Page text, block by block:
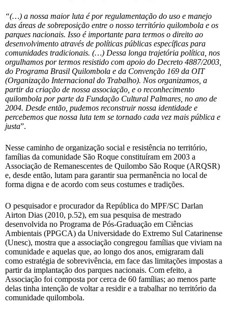
“(…) a nossa maior luta é por regulamentação do uso e manejo
das áreas de sobreposição entre o nosso território quilombola e os
parques nacionais. Isso é importante para termos o direito ao
desenvolvimento através de políticas públicas específicas para
comunidades tradicionais. (…) Dessa longa trajetória política, nos
orgulhamos por termos resistido com apoio do Decreto 4887/2003,
do Programa Brasil Quilombola e da Convenção 169 da OIT
(Organização Internacional do Trabalho). Nos organizamos, a
partir da criação de nossa associação, e o reconhecimento
quilombola por parte da Fundação Cultural Palmares, no ano de
2004. Desde então, pudemos reconstruir nossa identidade e
percebemos que nossa luta tem se tornado cada vez mais pública e
justa”.
Nesse caminho de organização social e resistência no território,
famílias da comunidade São Roque constituíram em 2003 a
Associação de Remanescentes de Quilombo São Roque (ARQSR)
e, desde então, lutam para garantir sua permanência no local de
forma digna e de acordo com seus costumes e tradições.
O pesquisador e procurador da República do MPF/SC Darlan
Airton Dias (2010, p.52), em sua pesquisa de mestrado
desenvolvida no Programa de Pós-Graduação em Ciências
Ambientais (PPGCA) da Universidade do Extremo Sul Catarinense
(Unesc), mostra que a associação congregou famílias que viviam na
comunidade e aquelas que, ao longo dos anos, emigraram dali
como estratégia de sobrevivência, em face das limitações impostas a
partir da implantação dos parques nacionais. Com efeito, a
Associação foi composta por cerca de 60 famílias; ao menos parte
delas tinha intenção de voltar a residir e a trabalhar no território da
comunidade quilombola.